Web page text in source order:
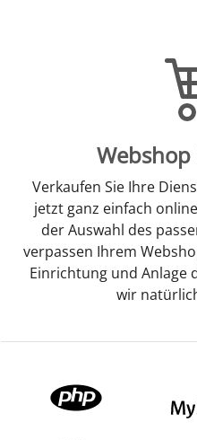
Verkaufen Sie Ihre
jetzt ganz einfach
der Auswahl des
verpassen Ihrem
Einrichtung und Anlage
wir